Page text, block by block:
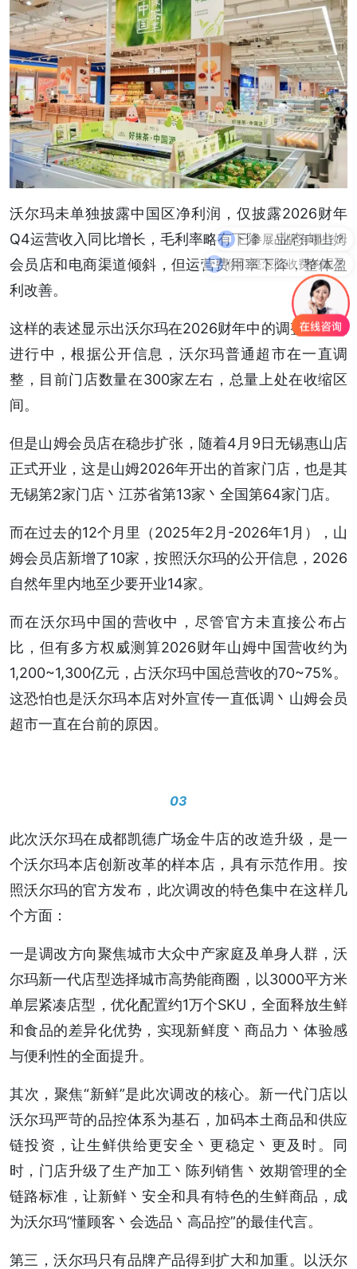
沃尔玛未单独披露中国区净利润，仅披露2026财年
Q4运营收入同比增长，毛利率略有下降，业态向山姆
会员店和电商渠道倾斜，但运营费用率下降，整体盈
利改善。
这样的表述显示出沃尔玛在2026财年中的调整一直在
进行中，根据公开信息，沃尔玛普通超市在一直调
整，目前门店数量在300家左右，总量上处在收缩区
间。
但是山姆会员店在稳步扩张，随着4月9日无锡惠山店
正式开业，这是山姆2026年开出的首家门店，也是其
无锡第2家门店丶江苏省第13家丶全国第64家门店。
而在过去的12个月里（2025年2月-2026年1月），山
姆会员店新增了10家，按照沃尔玛的公开信息，2026
自然年里内地至少要开业14家。
而在沃尔玛中国的营收中，尽管官方未直接公布占
比，但有多方权威测算2026财年山姆中国营收约为
1,200~1,300亿元，占沃尔玛中国总营收的70~75%。
这恐怕也是沃尔玛本店对外宣传一直低调丶山姆会员
超市一直在台前的原因。
03
此次沃尔玛在成都凯德广场金牛店的改造升级，是一
个沃尔玛本店创新改革的样本店，具有示范作用。按
照沃尔玛的官方发布，此次调改的特色集中在这样几
个方面：
一是调改方向聚焦城市大众中产家庭及单身人群，沃
尔玛新一代店型选择城市高势能商圈，以3000平方米
单层紧凑店型，优化配置约1万个SKU，全面释放生鲜
和食品的差异化优势，实现新鲜度丶商品力丶体验感
与便利性的全面提升。
其次，聚焦“新鲜”是此次调改的核心。新一代门店以
沃尔玛严苛的品控体系为基石，加码本土商品和供应
链投资，让生鲜供给更安全丶更稳定丶更及时。同
时，门店升级了生产加工丶陈列销售丶效期管理的全
链路标准，让新鲜丶安全和具有特色的生鲜商品，成
为沃尔玛“懂顾客丶会选品丶高品控”的最佳代言。
第三，沃尔玛只有品牌产品得到扩大和加重。以沃尔
你们是怎么收费的呢？